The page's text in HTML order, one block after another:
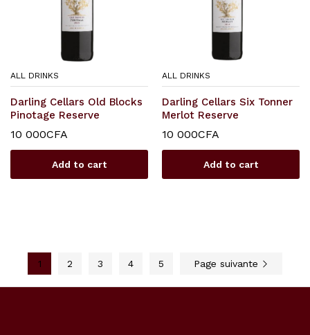
ALL DRINKS
Darling Cellars Old Blocks
Pinotage Reserve
10 000CFA
Add to cart
ALL DRINKS
Darling Cellars Six Tonner
Merlot Reserve
10 000CFA
Add to cart
1 2 3 4 5 Page suivante